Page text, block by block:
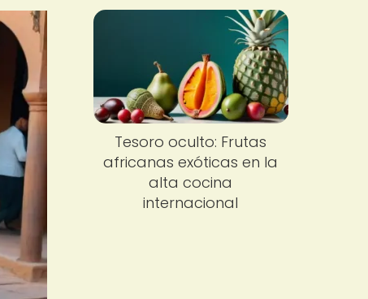
Tesoro oculto: Frutas
africanas exóticas en la
alta cocina
internacional